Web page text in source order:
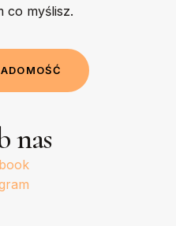
co myślisz.
ADOMOŚĆ
nas